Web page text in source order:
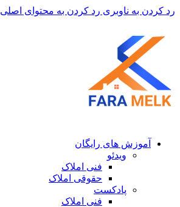
رد کردن به ناوبری رد کردن به محتوای اصلی
آموزش های رایگان
ویدئو
فنی املاک
حقوقی املاک
پادکست
فنی املاک